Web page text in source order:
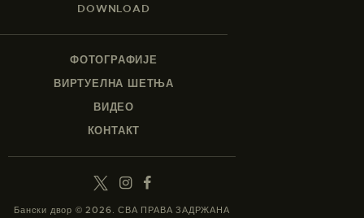
DOWNLOAD
ФОТОГРАФИЈЕ
ВИРТУЕЛНА ШЕТЊА
ВИДЕО
КОНТАКТ
Бански двор © 2026. СВА ПРАВА ЗАДРЖАНА